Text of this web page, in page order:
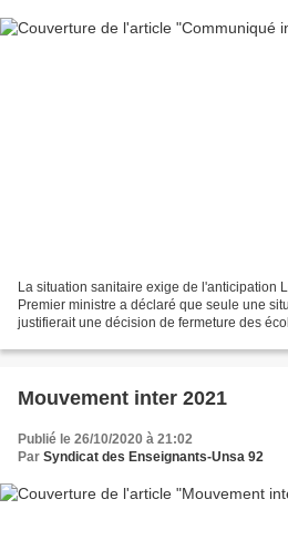
La situation sanitaire exige de l'anticipation
Premier ministre a déclaré que seule une
justifierait une décision de fermeture des
Mouvement inter 2021
Publié le 26/10/2020 à 21:02
Par Syndicat des Enseignants-Unsa 92